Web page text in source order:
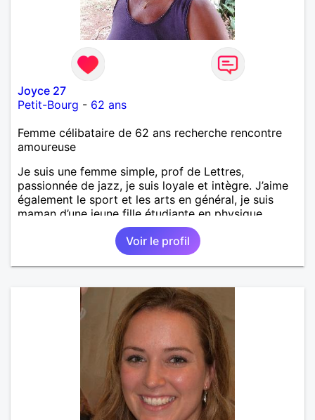
Joyce 27
Petit-Bourg - 62 ans
Femme célibataire de 62 ans recherche rencontre
amoureuse
Je suis une femme simple, prof de Lettres,
passionnée de jazz, je suis loyale et intègre. J’aime
également le sport et les arts en général, je suis
maman d’une jeune fille étudiante en physique
Voir le profil